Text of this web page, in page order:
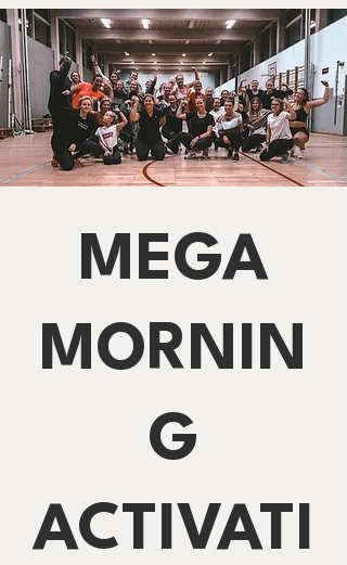
MEGA
MORNIN
G
ACTIVATI